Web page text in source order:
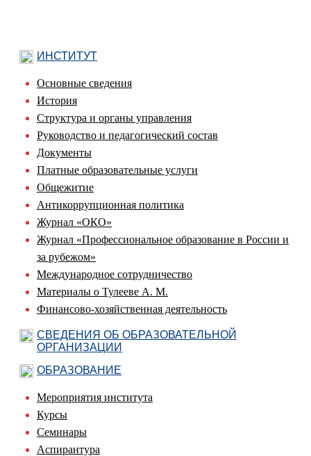
ИНСТИТУТ
Основные сведения
История
Структура и органы управления
Руководство и педагогический состав
Документы
Платные образовательные услуги
Общежитие
Антикоррупционная политика
Журнал «ОКО»
Журнал «Профессиональное образование в России и
за рубежом»
Международное сотрудничество
Материалы о Тулееве А. М.
Финансово-хозяйственная деятельность
СВЕДЕНИЯ ОБ ОБРАЗОВАТЕЛЬНОЙ
ОРГАНИЗАЦИИ
ОБРАЗОВАНИЕ
Мероприятия института
Курсы
Семинары
Аспирантура